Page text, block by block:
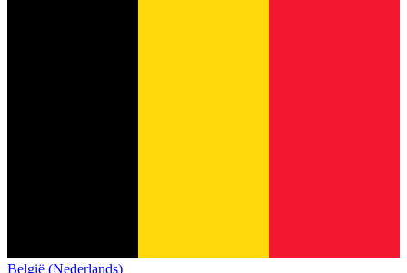
België (Nederlands)